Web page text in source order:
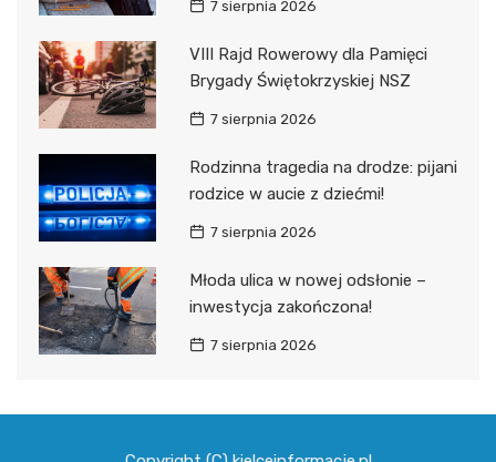
7 sierpnia 2026
VIII Rajd Rowerowy dla Pamięci
Brygady Świętokrzyskiej NSZ
7 sierpnia 2026
Rodzinna tragedia na drodze: pijani
rodzice w aucie z dziećmi!
7 sierpnia 2026
Młoda ulica w nowej odsłonie –
inwestycja zakończona!
7 sierpnia 2026